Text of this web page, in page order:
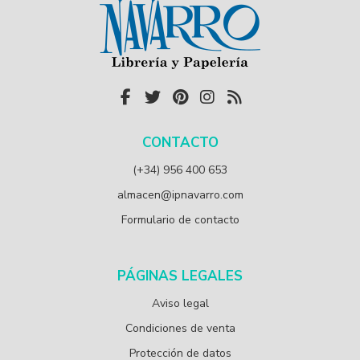
CONTACTO
(+34) 956 400 653
almacen@ipnavarro.com
Formulario de contacto
PÁGINAS LEGALES
Aviso legal
Condiciones de venta
Protección de datos